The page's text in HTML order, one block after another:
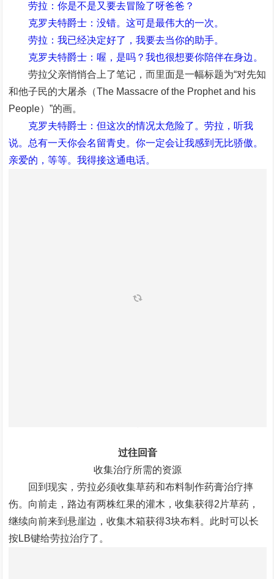
劳拉：你是不是又要去冒险了呀爸爸？
克罗夫特爵士：没错。这可是最伟大的一次。
劳拉：我已经决定好了，我要去当你的助手。
克罗夫特爵士：喔，是吗？我也很想要你陪伴在身边。
劳拉父亲悄悄合上了笔记，而里面是一幅标题为“对先知
和他子民的大屠杀（The Massacre of the Prophet and his
People）”的画。
克罗夫特爵士：但这次的情况太危险了。劳拉，听我
说。总有一天你会名留青史。你一定会让我感到无比骄傲。
亲爱的，等等。我得接这通电话。
过往回音
收集治疗所需的资源
回到现实，劳拉必须收集草药和布料制作药膏治疗摔
伤。向前走，路边有两株红果的灌木，收集获得2片草药，
继续向前来到悬崖边，收集木箱获得3块布料。此时可以长
按LB键给劳拉治疗了。